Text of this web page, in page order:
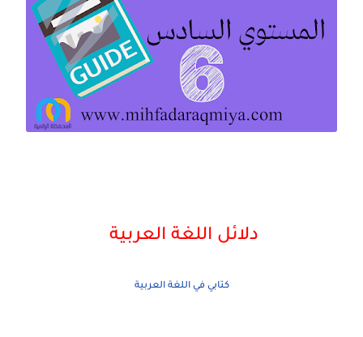
دلائل اللغة العربية
كتابي في اللغة العربية